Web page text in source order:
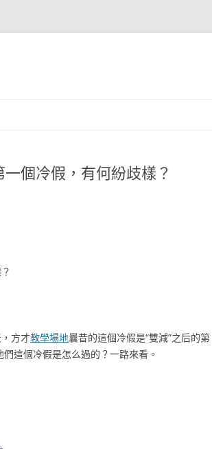
個冷假，有何紛歧樣？
方才教學場地曩昔的這個冷假是“雙減”之后的第
這個冷假是怎么過的？一路來看。